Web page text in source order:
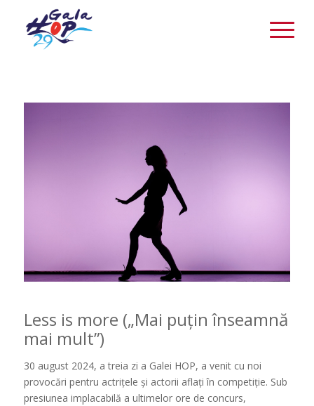
Less is more („Mai puțin înseamnă
mai mult”)
30 august 2024, a treia zi a Galei HOP, a venit cu noi
provocări pentru actrițele și actorii aflați în competiție. Sub
presiunea implacabilă a ultimelor ore de concurs,